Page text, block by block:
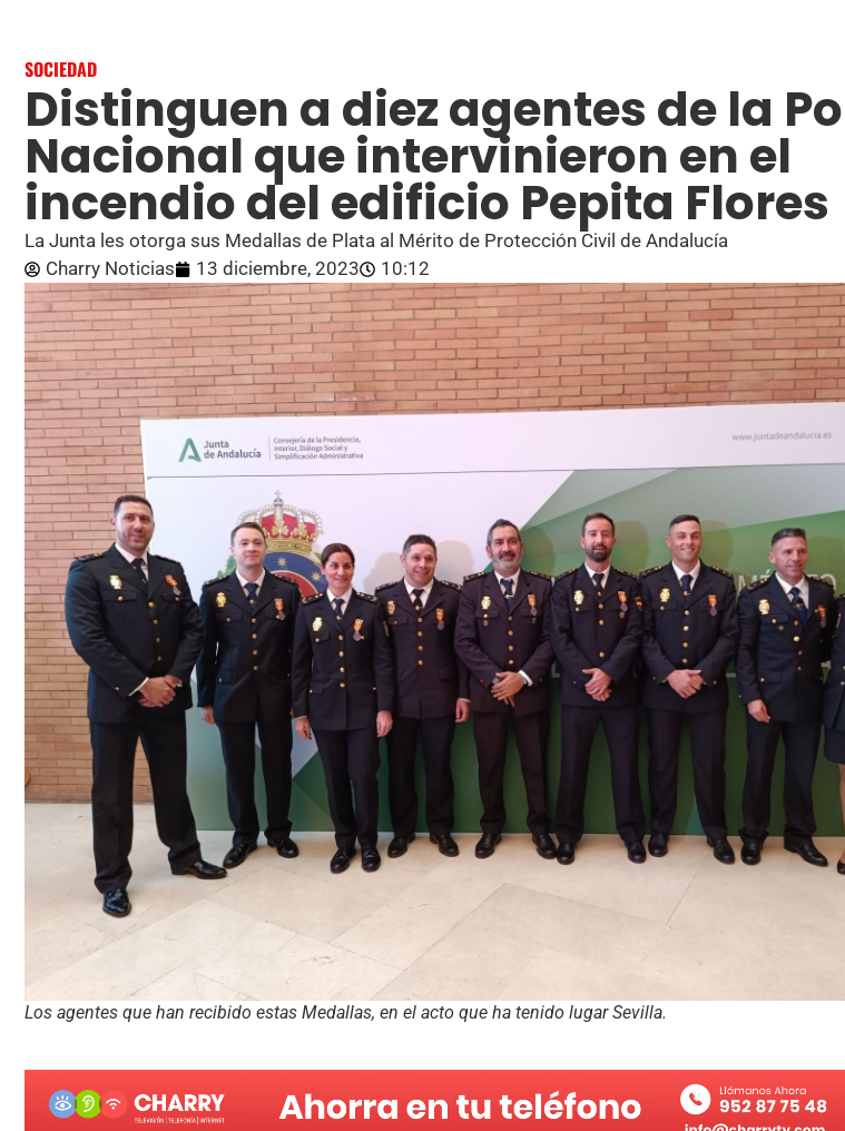
SOCIEDAD
Distinguen a diez agentes de la
Nacional que intervinieron en el
incendio del edificio Pepita Flores
La Junta les otorga sus Medallas de Plata al Mérito de Protección Civil de Andalucía
Charry Noticias
13 diciembre, 2023 10:12
Los agentes que han recibido estas Medallas, en el acto que ha tenido lugar Sevilla.